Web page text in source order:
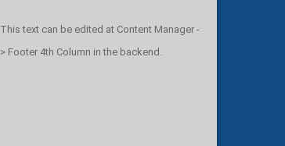
This text can be edited at Content Manager -
> Footer 4th Column in the backend.